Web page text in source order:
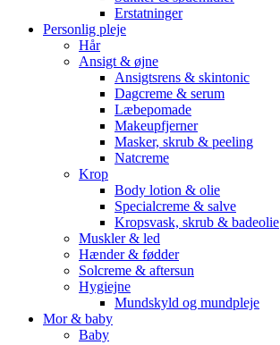
Erstatninger
Personlig pleje
Hår
Ansigt & øjne
Ansigtsrens & skintonic
Dagcreme & serum
Læbepomade
Makeupfjerner
Masker, skrub & peeling
Natcreme
Krop
Body lotion & olie
Specialcreme & salve
Kropsvask, skrub & badeolie
Muskler & led
Hænder & fødder
Solcreme & aftersun
Hygiejne
Mundskyld og mundpleje
Mor & baby
Baby